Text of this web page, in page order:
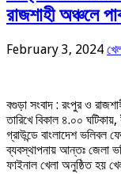
রাজশাহী অঞ্চলে
February 3, 2024
বগুড়া সংবাদ : রংপুর ও
তারিখে বিকাল ৪.০০
গ্রাউন্ডে বাংলাদেশ ভলিবল
ব্যবস্থাপনায় আন্তঃ জেলা
ফাইনাল খেলা অনুষ্ঠিত হয়